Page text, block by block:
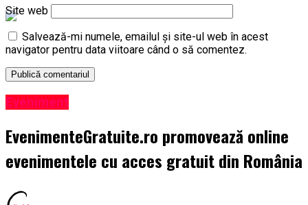
Site web
Salvează-mi numele, emailul și site-ul web în acest
navigator pentru data viitoare când o să comentez.
Eveniment
EvenimenteGratuite.ro promovează online
evenimentele cu acces gratuit din România